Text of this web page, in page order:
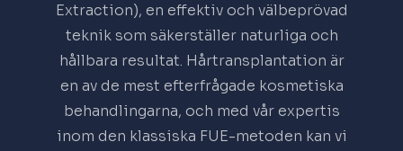
Extraction), en effektiv och välbeprövad
teknik som säkerställer naturliga och
hållbara resultat. Hårtransplantation är
en av de mest efterfrågade kosmetiska
behandlingarna, och med vår expertis
inom den klassiska FUE-metoden kan vi